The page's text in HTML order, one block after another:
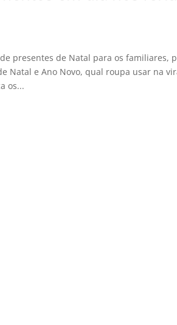
presentes de Natal para os familiares,
Natal e Ano Novo, qual roupa usar na
os...